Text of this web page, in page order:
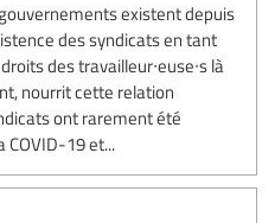
existent depuis
des syndicats en tant
des travailleur∙euse∙s là
nourrit cette relation
ont rarement été
COVID-19 et...